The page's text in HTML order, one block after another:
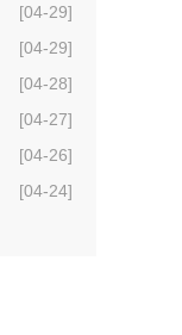
[04-29]
[04-29]
[04-28]
[04-27]
[04-26]
[04-24]